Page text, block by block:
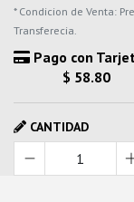
* Condicion de Venta:
Transferecia.
Pago con
$ 58.80
CANTIDAD